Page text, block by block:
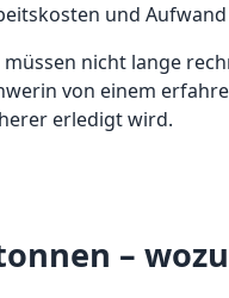
und
müssen nicht lange
von einem
erledigt wird.
–